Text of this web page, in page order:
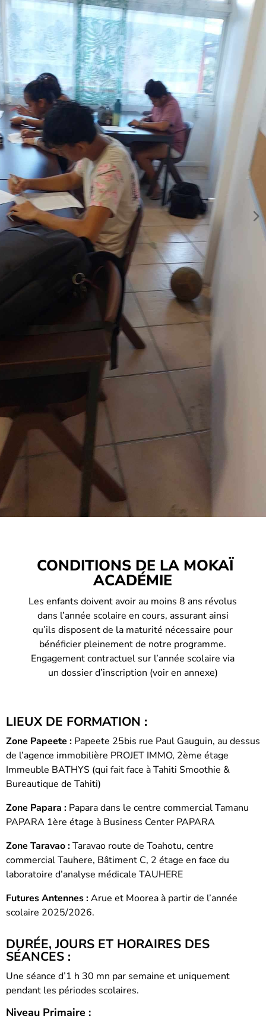
CONDITIONS DE LA MOKAÏ
ACADÉMIE
Les enfants doivent avoir au moins 8 ans révolus
dans l’année scolaire en cours, assurant ainsi
qu’ils disposent de la maturité nécessaire pour
bénéficier pleinement de notre programme.
Engagement contractuel sur l’année scolaire via
un dossier d’inscription (voir en annexe)
LIEUX DE FORMATION :
Zone Papeete : Papeete 25bis rue Paul Gauguin, au dessus
de l’agence immobilière PROJET IMMO, 2ème étage
Immeuble BATHYS (qui fait face à Tahiti Smoothie &
Bureautique de Tahiti)
Zone Papara : Papara dans le centre commercial Tamanu
PAPARA 1ère étage à Business Center PAPARA
Zone Taravao :Taravao route de Toahotu, centre
commercial Tauhere, Bâtiment C, 2 étage en face du
laboratoire d’analyse médicale TAUHERE
Futures Antennes :Arue et Moorea à partir de l’année
scolaire 2025/2026.
DURÉE, JOURS ET HORAIRES DES
SÉANCES :
Une séance d’1 h 30 mn par semaine et uniquement
pendant les périodes scolaires.
Niveau Primaire :